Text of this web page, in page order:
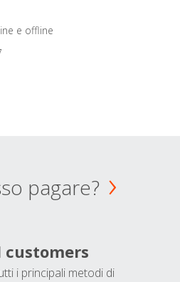
e offline
pagare?
i principali metodi di